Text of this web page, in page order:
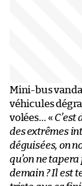
Mini-bus
véhicules
volées… «
des extrêmes
déguisées, on
qu’on ne
demain ? Il est